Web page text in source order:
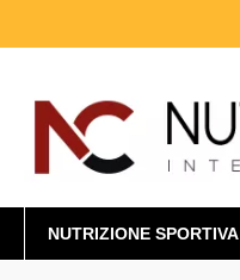
NUTRIZIONE SPORTIVA